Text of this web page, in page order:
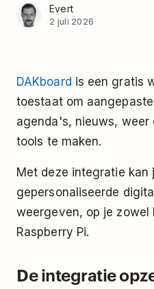
Evert
2 juli 2026
DAKboard is een gratis
toestaat om
agenda's, nieuws, weer
tools te maken.
Met deze integratie kan
gepersonaliseerde
weergeven, op je zowel
Raspberry Pi.
De integratie